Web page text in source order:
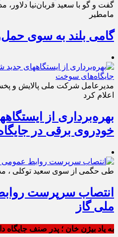
گفت و گو با سعید قربان‌نیا
مامطیر
گامی بلند به سوی
مدیرعامل شرکت ملی پالایش و
اعلام کرد
بهره‌برداری از
خودروی برقی در
طی حگمی از سوی سعید توکلی ،
انتصاب سرپرست
ملی گاز
به یاد بیژن خان ؛ پدر صنف